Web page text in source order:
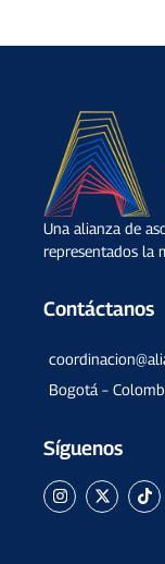
Una alianza de
representados la
Contáctanos
Bogotá –
Síguenos